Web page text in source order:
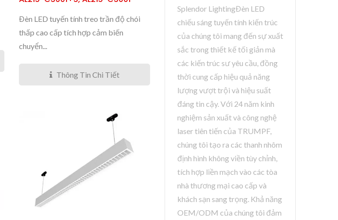
Đèn LED tuyến tính treo trần độ chói
thấp cao cấp tích hợp cảm biến
chuyển...
Thông Tin Chi Tiết
Splendor LightingĐèn LED
chiếu sáng tuyến tính kiến ​​trúc
của chúng tôi mang đến sự xuất
sắc trong thiết kế tối giản mà
các kiến ​​trúc sư yêu cầu, đồng
thời cung cấp hiệu quả năng
lượng vượt trội và hiệu suất
đáng tin cậy. Với 24 năm kinh
nghiệm sản xuất và công nghệ
laser tiên tiến của TRUMPF,
chúng tôi tạo ra các thanh nhôm
định hình không viền tùy chỉnh,
tích hợp liền mạch vào các tòa
nhà thương mại cao cấp và
khách sạn sang trọng. Khả năng
OEM/ODM của chúng tôi đảm